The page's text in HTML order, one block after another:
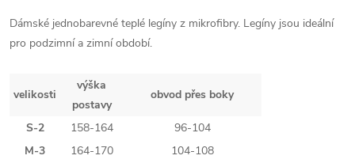
Dámské jednobarevné teplé legíny z mikrofibry. Legíny jsou ideální
pro podzimní a zimní období.
velikosti
výška
postavy
obvod přes boky
S-2 158-164
96-104
M-3
164-170
104-108